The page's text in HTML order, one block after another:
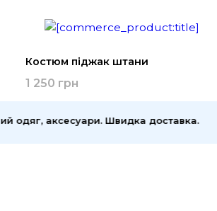
Костюм піджак штани
1 250 грн
аксесуари. Швидка доставка.